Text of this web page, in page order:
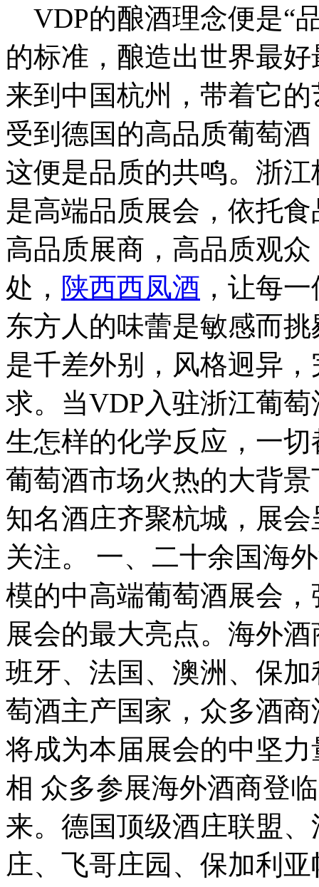
VDP的酿酒理念便是“
的标准，酿造出世界最
来到中国杭州，带着它
受到德国的高品质葡萄酒
这便是品质的共鸣。浙
是高端品质展会，依托
高品质展商，高品质观
处， 陕西西凤酒 ，让每
东方人的味蕾是敏感而
是千差外别，风格迥异
求。当VDP入驻浙江葡
生怎样的化学反应，一
葡萄酒市场火热的大背
知名酒庄齐聚杭城，展
关注。 一、二十余国海
模的中高端葡萄酒展会
展会的最大亮点。海外
班牙、法国、澳洲、保
萄酒主产国家，众多酒
将成为本届展会的中坚
相 众多参展海外酒商登
来。德国顶级酒庄联盟
庄、飞哥庄园、保加利